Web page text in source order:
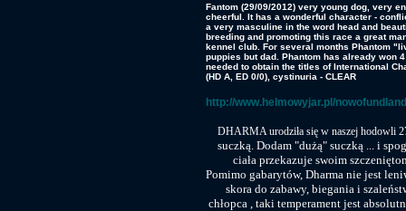
Fantom (29/09/2012) very young dog, very
cheerful. It has a wonderful character -
a very masculine in the word head and
breeding and promoting this race a great
kennel club. For several months Phantom
puppies but dad. Phantom has already won
needed to obtain the titles of International
(HD A, ED 0/0), cystinuria - CLEAR
http://www.helmowyjar.pl/
DHARMA urodziła się w naszej hodowli
suczką. Dodam "dużą" suczką ... i
ciała przekazuje swoim
Pomimo gabarytów, Dharma nie jest
skora do zabawy, biegania i
chłopca , taki temperament jest